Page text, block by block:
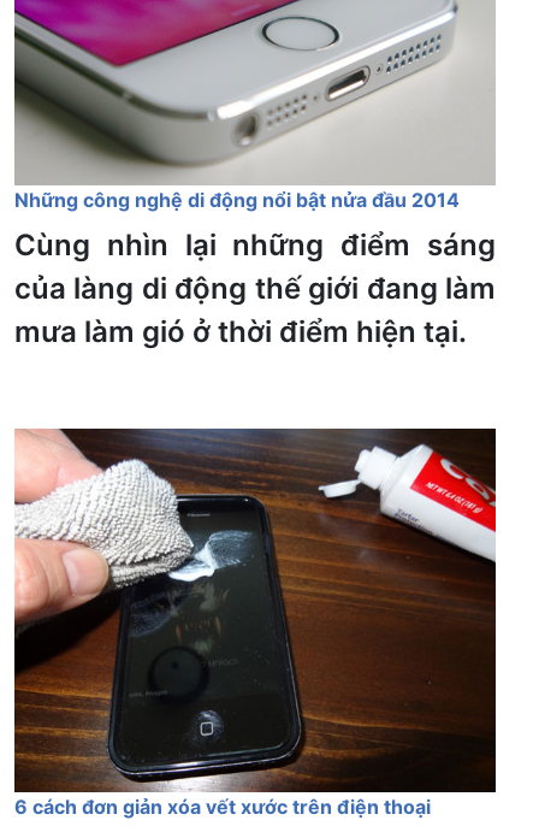
Những công nghệ di động nổi bật nửa đầu 2014
Cùng nhìn lại những điểm sáng
của làng di động thế giới đang làm
mưa làm gió ở thời điểm hiện tại.
6 cách đơn giản xóa vết xước trên điện thoại